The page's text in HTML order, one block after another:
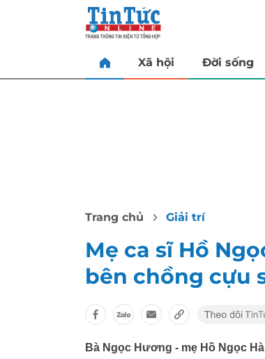
Xã hội Đời sống
Trang chủ Giải trí
Mẹ ca sĩ Hồ
bên chồng cựu
Bà Ngọc Hương - mẹ Hồ Ngọc